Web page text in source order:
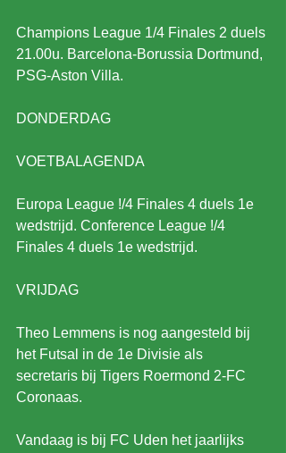
Champions League 1/4 Finales 2 duels
21.00u. Barcelona-Borussia Dortmund,
PSG-Aston Villa.
DONDERDAG
VOETBALAGENDA
Europa League !/4 Finales 4 duels 1e
wedstrijd. Conference League !/4
Finales 4 duels 1e wedstrijd.
VRIJDAG
Theo Lemmens is nog aangesteld bij
het Futsal in de 1e Divisie als
secretaris bij Tigers Roermond 2-FC
Coronaas.
Vandaag is bij FC Uden het jaarlijks